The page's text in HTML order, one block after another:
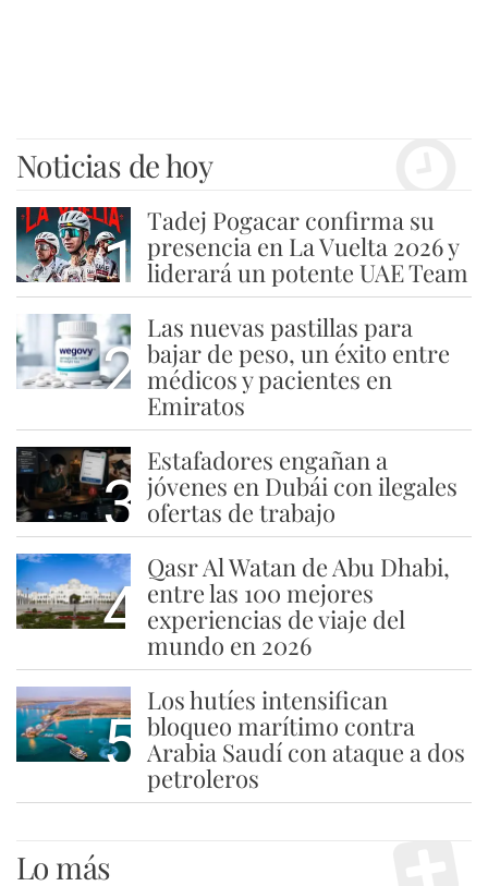
Noticias de hoy
1
Tadej Pogacar confirma su
presencia en La Vuelta 2026 y
liderará un potente UAE Team
2
Las nuevas pastillas para
bajar de peso, un éxito entre
médicos y pacientes en
Emiratos
3
Estafadores engañan a
jóvenes en Dubái con ilegales
ofertas de trabajo
4
Qasr Al Watan de Abu Dhabi,
entre las 100 mejores
experiencias de viaje del
mundo en 2026
5
Los hutíes intensifican
bloqueo marítimo contra
Arabia Saudí con ataque a dos
petroleros
Lo más